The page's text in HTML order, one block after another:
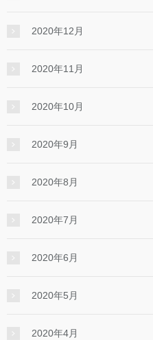
2020年12月
2020年11月
2020年10月
2020年9月
2020年8月
2020年7月
2020年6月
2020年5月
2020年4月